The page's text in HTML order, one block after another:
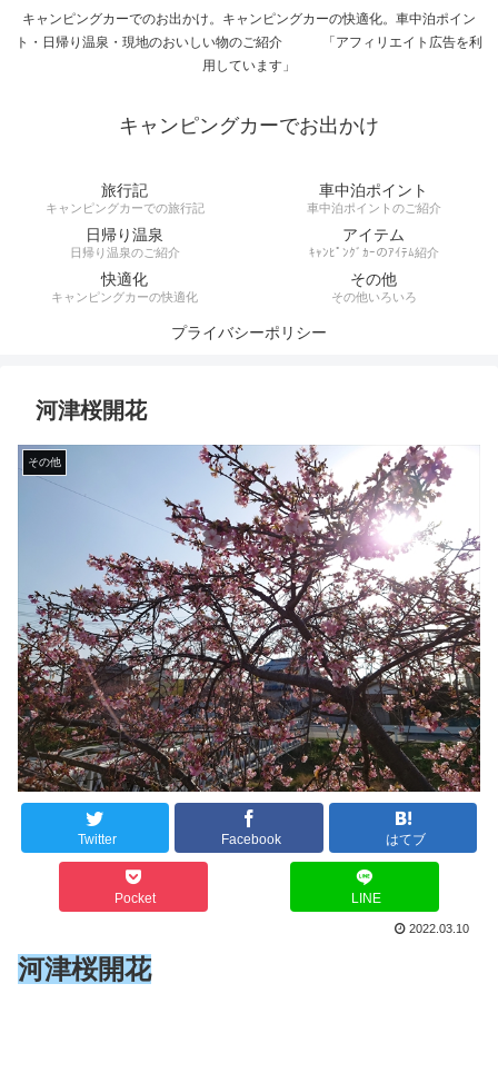
キャンピングカーでのお出かけ。キャンピングカーの快適化。車中泊ポイン
ト・日帰り温泉・現地のおいしい物のご紹介 「アフィリエイト広告を利
用しています」
キャンピングカーでお出かけ
旅行記
キャンピングカーでの旅行記
車中泊ポイント
車中泊ポイントのご紹介
日帰り温泉
日帰り温泉のご紹介
アイテム
ｷｬﾝﾋﾟﾝｸﾞｶｰのｱｲﾃﾑ紹介
快適化
キャンピングカーの快適化
その他
その他いろいろ
プライバシーポリシー
河津桜開花
その他
Twitter Facebook はてブ
Pocket LINE
2022.03.10
河津桜開花